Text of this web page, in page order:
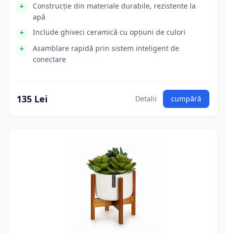
Construcție din materiale durabile, rezistente la
apă
Include ghiveci ceramică cu opțiuni de culori
Asamblare rapidă prin sistem inteligent de
conectare
135 Lei Detalii cumpără